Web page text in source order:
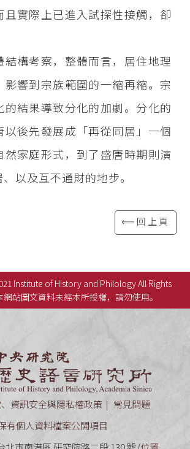
且實際上已進入試探性接觸，卻
結構考察，整體而言，居住地理
影響到宗族範圍的一縮再縮。宗
的結果導致分化的加劇。分化的
以後先發展成「再從同居」一個
然家庭形式，到了盛唐時期則演
以及互不通財的地步。
⟸回上頁
Institute of History and Philology All Rights
網站圖文資料未經本所授權，請勿使用。
資訊安全與隱私權政策
常見問題
有個人資料檔案公開項目